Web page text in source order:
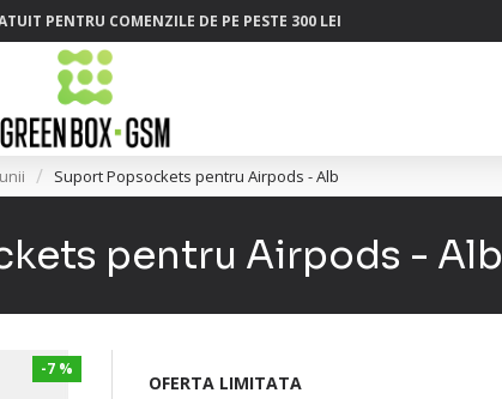
PENTRU COMENZILE DE PE PESTE 300 LEI
Suport Popsockets pentru Airpods - Alb
pentru Airpods - Alb
-7 %
OFERTA LIMITATA